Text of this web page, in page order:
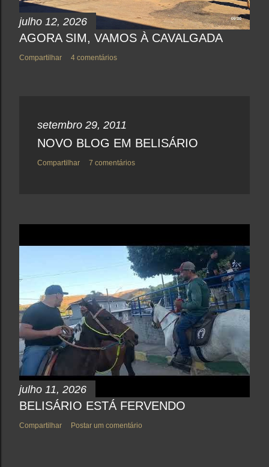
julho 12, 2026
AGORA SIM, VAMOS À CAVALGADA
Compartilhar 4 comentários
setembro 29, 2011
NOVO BLOG EM BELISÁRIO
Compartilhar 7 comentários
julho 11, 2026
BELISÁRIO ESTÁ FERVENDO
Compartilhar Postar um comentário